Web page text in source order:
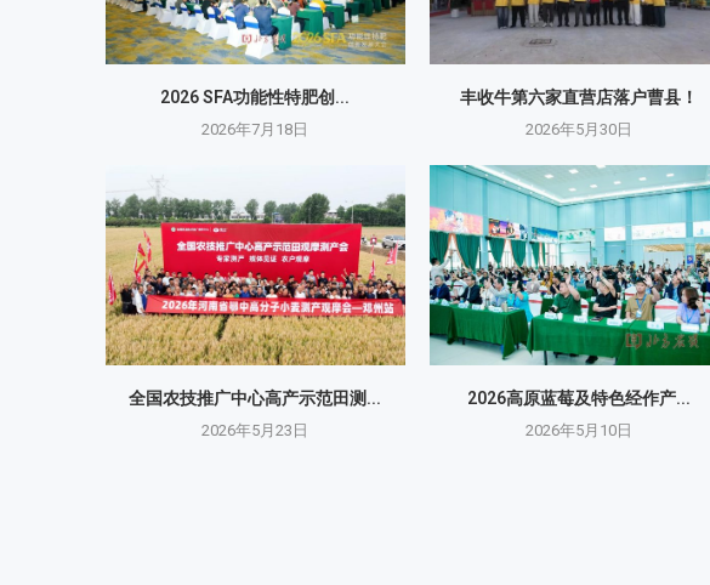
2026 SFA功能性特肥创...
2026年7月18日
丰收牛第六家直营店落户曹县！
2026年5月30日
全国农技推广中心高产示范田测...
2026年5月23日
2026高原蓝莓及特色经作产...
2026年5月10日